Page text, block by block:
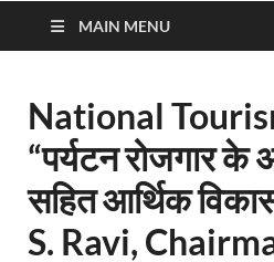
MAIN MENU
National
“पर्यटन रोजगार
सहित आर्थिक
S. Ravi,